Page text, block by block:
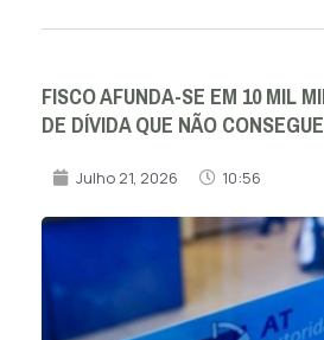
FISCO AFUNDA-SE EM 10 MIL
DE DÍVIDA QUE NÃO
Julho 21, 2026 10:56